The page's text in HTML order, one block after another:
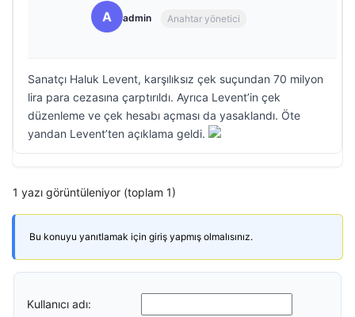
A admin Anahtar yönetici
Sanatçı Haluk Levent, karşılıksız çek suçundan 70 milyon
lira para cezasına çarptırıldı. Ayrıca Levent’in çek
düzenleme ve çek hesabı açması da yasaklandı. Öte
yandan Levent’ten açıklama geldi.
1 yazı görüntüleniyor (toplam 1)
Bu konuyu yanıtlamak için giriş yapmış olmalısınız.
Kullanıcı adı: